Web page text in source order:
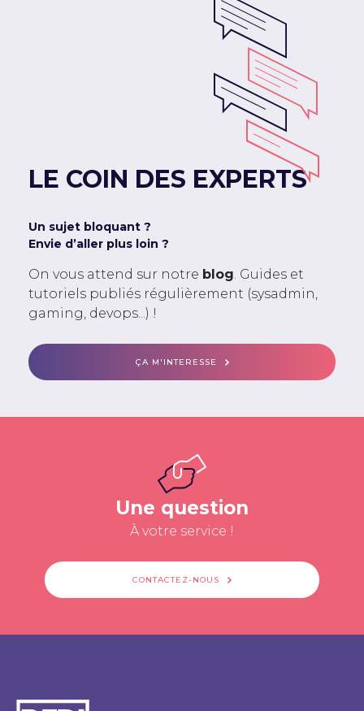
LE COIN DES EXPERTS
Un sujet bloquant ?
Envie d’aller plus loin ?
On vous attend sur notre blog. Guides et
tutoriels publiés régulièrement (sysadmin,
gaming, devops...) !
ÇA M'INTERESSE
Une question
À votre service !
CONTACTEZ-NOUS